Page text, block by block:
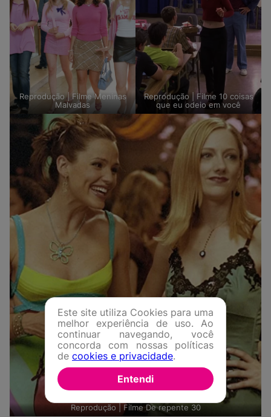
Reprodução | Filme Meninas
Malvadas
Reprodução | Filme 10 coisas
que eu odeio em você
Reprodução | Filme De repente 30
Este site utiliza Cookies para uma
melhor experiência de uso. Ao
continuar navegando, você
concorda com nossas políticas
de cookies e privacidade.
Entendi